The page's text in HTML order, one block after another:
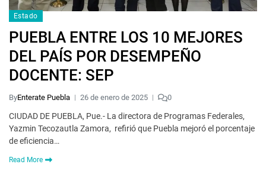
Estado
PUEBLA ENTRE LOS 10 MEJORES
DEL PAÍS POR DESEMPEÑO
DOCENTE: SEP
ByEnterate Puebla 26 de enero de 2025 0
CIUDAD DE PUEBLA, Pue.- La directora de Programas Federales,
Yazmin Tecozautla Zamora, refirió que Puebla mejoró el porcentaje
de eficiencia…
Read More